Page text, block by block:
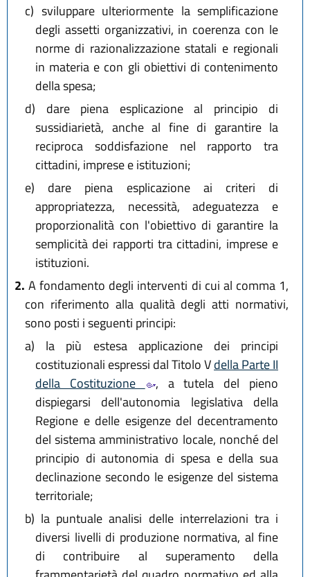
c) sviluppare ulteriormente la semplificazione
degli assetti organizzativi, in coerenza con le
norme di razionalizzazione statali e regionali
in materia e con gli obiettivi di contenimento
della spesa;
d) dare piena esplicazione al principio di
sussidiarietà, anche al fine di garantire la
reciproca soddisfazione nel rapporto tra
cittadini, imprese e istituzioni;
e) dare piena esplicazione ai criteri di
appropriatezza, necessità, adeguatezza e
proporzionalità con l'obiettivo di garantire la
semplicità dei rapporti tra cittadini, imprese e
istituzioni.
2. A fondamento degli interventi di cui al comma 1,
con riferimento alla qualità degli atti normativi,
sono posti i seguenti principi:
a) la più estesa applicazione dei principi
costituzionali espressi dal Titolo Vdella Parte II
della Costituzione
, a tutela del pieno
dispiegarsi dell'autonomia legislativa della
Regione e delle esigenze del decentramento
del sistema amministrativo locale, nonché del
principio di autonomia di spesa e della sua
declinazione secondo le esigenze del sistema
territoriale;
b) la puntuale analisi delle interrelazioni tra i
diversi livelli di produzione normativa, al fine
di contribuire al superamento della